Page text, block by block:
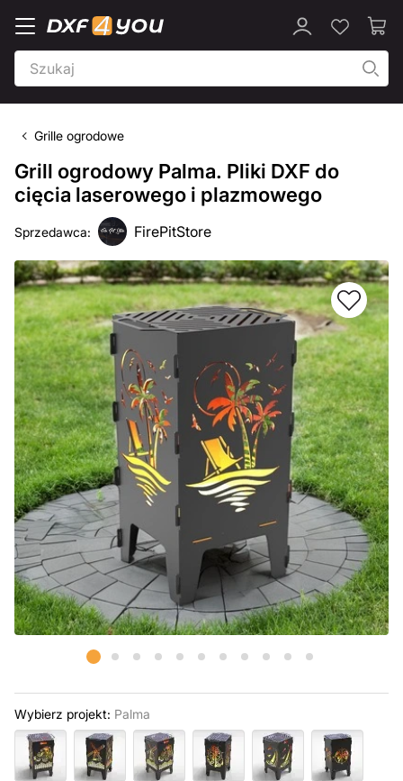
Grille ogrodowe
Grill ogrodowy Palma. Pliki DXF do
cięcia laserowego i plazmowego
Sprzedawca: FirePitStore
Wybierz projekt: Palma